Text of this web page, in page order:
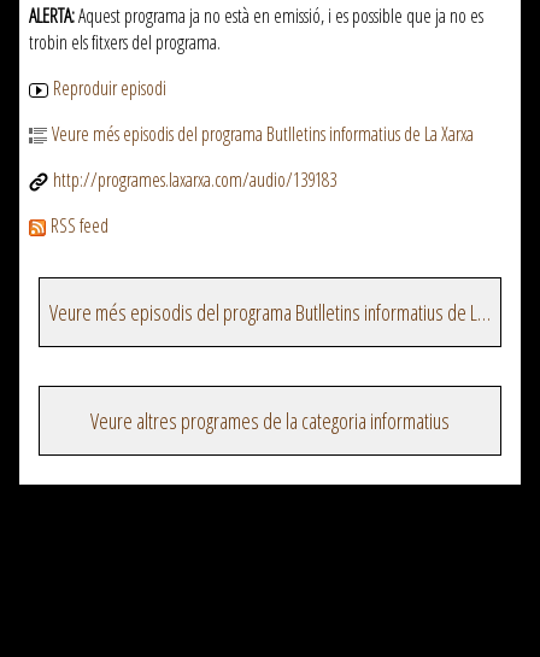
ALERTA:Aquest programa ja no està en emissió, i es possible que ja no es
trobin els fitxers del programa.
Reproduir episodi
Veure més episodis del programa Butlletins informatius de La Xarxa
http://programes.laxarxa.com/audio/139183
RSS feed
Veure més episodis del programa Butlletins informatius de La Xarxa
Veure altres programes de la categoria informatius